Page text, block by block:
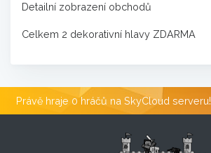
Detailní zobrazení obchodů
Celkem 2 dekorativní hlavy ZDARMA
Právě hraje 0 hráčů na SkyCloud serveru!